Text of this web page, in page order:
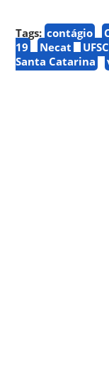
Tags: contágio
19
Necat UFSC
Santa Catarina